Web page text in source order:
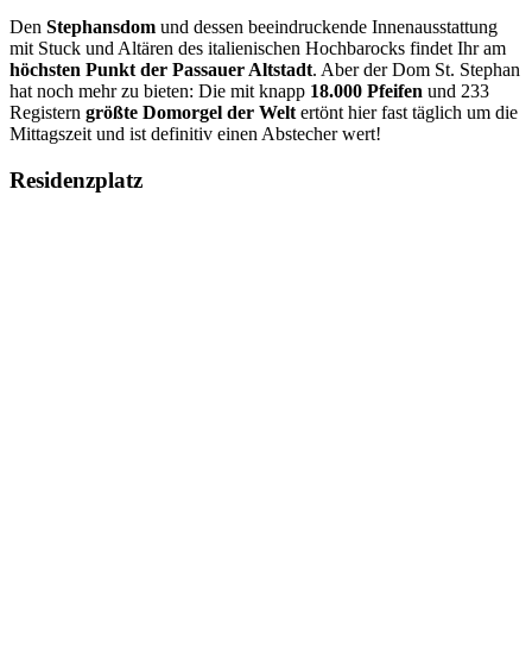
Den Stephansdom und dessen beeindruckende Innenausstattung
mit Stuck und Altären des italienischen Hochbarocks findet Ihr am
höchsten Punkt der Passauer Altstadt. Aber der Dom St. Stephan
hat noch mehr zu bieten: Die mit knapp 18.000 Pfeifen und 233
Registern größte Domorgel der Welt ertönt hier fast täglich um die
Mittagszeit und ist definitiv einen Abstecher wert!
Residenzplatz